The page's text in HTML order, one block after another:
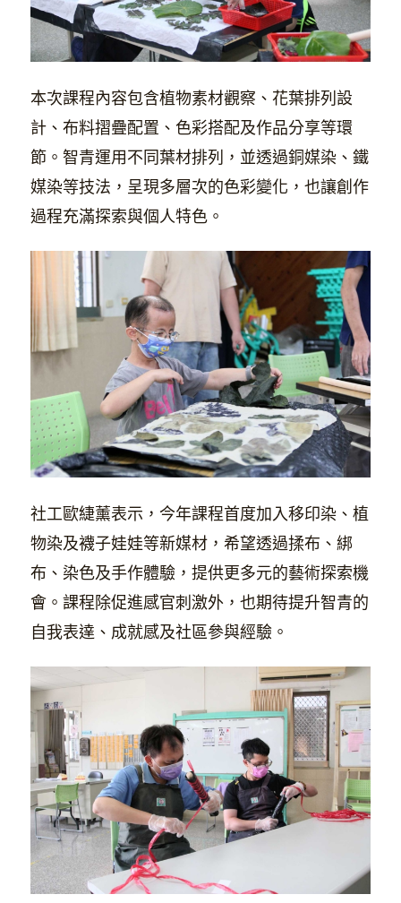
本次課程內容包含植物素材觀察、花葉排列設
計、布料摺疊配置、色彩搭配及作品分享等環
節。智青運用不同葉材排列，並透過銅媒染、鐵
媒染等技法，呈現多層次的色彩變化，也讓創作
過程充滿探索與個人特色。
社工歐緁薰表示，今年課程首度加入移印染、植
物染及襪子娃娃等新媒材，希望透過揉布、綁
布、染色及手作體驗，提供更多元的藝術探索機
會。課程除促進感官刺激外，也期待提升智青的
自我表達、成就感及社區參與經驗。